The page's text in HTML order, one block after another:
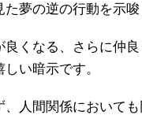
夢の逆の行動を示唆
良くなる、さらに仲
い暗示です。
、人間関係において